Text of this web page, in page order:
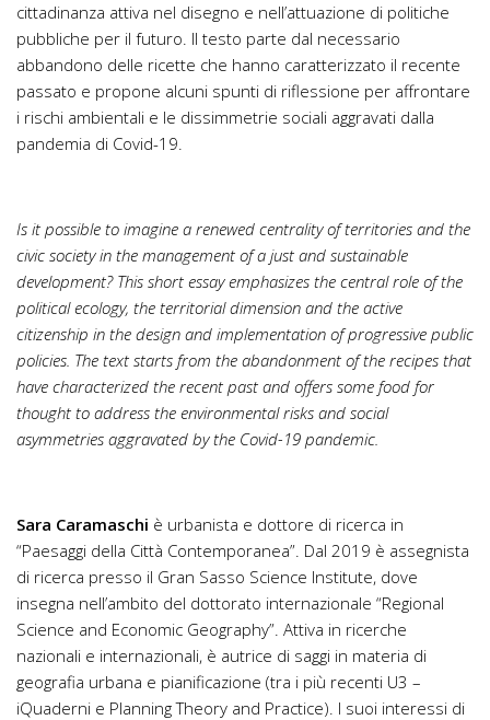
cittadinanza attiva nel disegno e nell’attuazione di politiche
pubbliche per il futuro. Il testo parte dal necessario
abbandono delle ricette che hanno caratterizzato il recente
passato e propone alcuni spunti di riflessione per affrontare
i rischi ambientali e le dissimmetrie sociali aggravati dalla
pandemia di Covid-19.
Is it possible to imagine a renewed centrality of territories and the
civic society in the management of a just and sustainable
development? This short essay emphasizes the central role of the
political ecology, the territorial dimension and the active
citizenship in the design and implementation of progressive public
policies. The text starts from the abandonment of the recipes that
have characterized the recent past and offers some food for
thought to address the environmental risks and social
asymmetries aggravated by the Covid-19 pandemic.
Sara Caramaschi è urbanista e dottore di ricerca in
“Paesaggi della Città Contemporanea”. Dal 2019 è assegnista
di ricerca presso il Gran Sasso Science Institute, dove
insegna nell’ambito del dottorato internazionale “Regional
Science and Economic Geography”. Attiva in ricerche
nazionali e internazionali, è autrice di saggi in materia di
geografia urbana e pianificazione (tra i più recenti U3 –
iQuaderni e Planning Theory and Practice). I suoi interessi di